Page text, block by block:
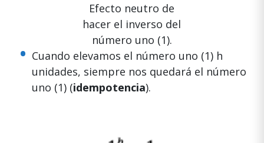
Efecto neutro de
hacer el inverso del
número uno (1).
Cuando elevamos el número uno (1) h
unidades, siempre nos quedará el número
uno (1) (idempotencia).